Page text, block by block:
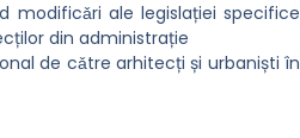
modificǎri ale legislației specifice
din administrație
de cǎtre arhitecți și urbaniști în